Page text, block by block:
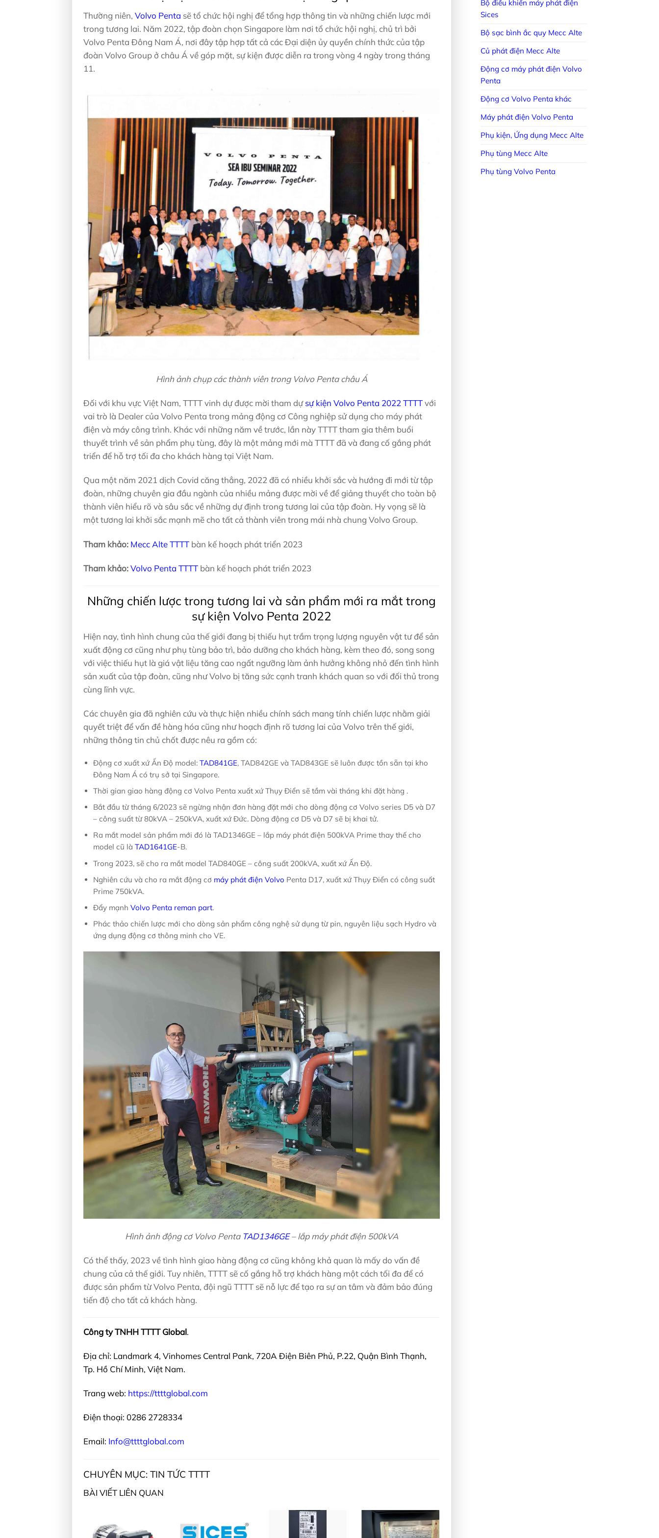
Thường niên, Volvo Penta sẽ tổ chức hội nghị để tổng hợp thông tin và những chiến lược mới
trong tương lai. Năm 2022, tập đoàn chọn Singapore làm nơi tổ chức hội nghị, chủ trì bởi
Volvo Penta Đông Nam Á, nơi đây tập hợp tất cả các Đại diện ủy quyền chính thức của tập
đoàn Volvo Group ở châu Á về góp mặt, sự kiện được diễn ra trong vòng 4 ngày trong tháng
11.
Hình ảnh chụp các thành viên trong Volvo Penta châu Á
Đối với khu vực Việt Nam, TTTT vinh dự được mời tham dựsự kiện Volvo Penta 2022 TTTTvới
vai trò là Dealer của Volvo Penta trong mảng động cơ Công nghiệp sử dụng cho máy phát
điện và máy công trình. Khác với những năm về trước, lần này TTTT tham gia thêm buổi
thuyết trình về sản phẩm phụ tùng, đây là một mảng mới mà TTTT đã và đang cố gắng phát
triển để hỗ trợ tối đa cho khách hàng tại Việt Nam.
Qua một năm 2021 dịch Covid căng thẳng, 2022 đã có nhiều khởi sắc và hướng đi mới từ tập
đoàn, những chuyên gia đầu ngành của nhiều mảng được mời về để giảng thuyết cho toàn bộ
thành viên hiểu rõ và sâu sắc về những dự định trong tương lai của tập đoàn. Hy vọng sẽ là
một tương lai khởi sắc mạnh mẽ cho tất cả thành viên trong mái nhà chung Volvo Group.
Tham khảo: Mecc Alte TTTTbàn kế hoạch phát triển 2023
Tham khảo: Volvo Penta TTTTbàn kế hoạch phát triển 2023
Những chiến lược trong tương lai và sản phẩm mới ra mắt trong
sự kiện Volvo Penta 2022
Hiện nay, tình hình chung của thế giới đang bị thiếu hụt trầm trọng lượng nguyên vật tư để sản
xuất động cơ cũng như phụ tùng bảo trì, bảo dưỡng cho khách hàng, kèm theo đó, song song
với việc thiếu hụt là giá vật liệu tăng cao ngất ngưỡng làm ảnh hưởng không nhỏ đến tình hình
sản xuất của tập đoàn, cũng như Volvo bị tăng sức cạnh tranh khách quan so với đối thủ trong
cùng lĩnh vực.
Các chuyên gia đã nghiên cứu và thực hiện nhiều chính sách mang tính chiến lược nhằm giải
quyết triệt để vấn đề hàng hóa cũng như hoạch định rõ tương lai của Volvo trên thế giới,
những thông tin chủ chốt được nêu ra gồm có:
Động cơ xuất xứ Ấn Độ model: TAD841GE, TAD842GE và TAD843GE sẽ luôn được tồn sẵn tại kho
Đông Nam Á có trụ sở tại Singapore.
Thời gian giao hàng động cơ Volvo Penta xuất xứ Thụy Điển sẽ tầm vài tháng khi đặt hàng .
Bắt đầu từ tháng 6/2023 sẽ ngừng nhận đơn hàng đặt mới cho dòng động cơ Volvo series D5 và D7
– công suất từ 80kVA – 250kVA, xuất xứ Đức. Dòng động cơ D5 và D7 sẽ bị khai tử.
Ra mắt model sản phẩm mới đó là TAD1346GE – lắp máy phát điện 500kVA Prime thay thế cho
model cũ là TAD1641GE-B.
Trong 2023, sẽ cho ra mắt model TAD840GE – công suất 200kVA, xuất xứ Ấn Độ.
Nghiên cứu và cho ra mắt động cơ máy phát điện Volvo Penta D17, xuất xứ Thụy Điển có công suất
Prime 750kVA.
Đẩy mạnh Volvo Penta reman part.
Phác thảo chiến lược mới cho dòng sản phẩm công nghệ sử dụng từ pin, nguyên liệu sạch Hydro và
ứng dụng động cơ thông minh cho VE.
Hình ảnh động cơ Volvo Penta TAD1346GE– lắp máy phát điện 500kVA
Có thể thấy, 2023 về tình hình giao hàng động cơ cũng không khả quan là mấy do vấn đề
chung của cả thế giới. Tuy nhiên, TTTT sẽ cố gắng hỗ trợ khách hàng một cách tối đa để có
được sản phẩm từ Volvo Penta, đội ngũ TTTT sẽ nỗ lực để tạo ra sự an tâm và đảm bảo đúng
tiến độ cho tất cả khách hàng.
Công ty TNHH TTTT Global.
Địa chỉ: Landmark 4, Vinhomes Central Pank, 720A Điện Biên Phủ, P.22, Quận Bình Thạnh,
Tp. Hồ Chí Minh, Việt Nam.
Trang web: https://ttttglobal.com
Điện thoại: 0286 2728334
Email: Info@ttttglobal.com
CHUYÊN MỤC: TIN TỨC TTTT
BÀI VIẾT LIÊN QUAN
Bộ điều khiển máy phát điện
Sices
Bộ sạc bình ắc quy Mecc Alte
Củ phát điện Mecc Alte
Động cơ máy phát điện Volvo
Penta
Động cơ Volvo Penta khác
Máy phát điện Volvo Penta
Phụ kiện, Ứng dụng Mecc Alte
Phụ tùng Mecc Alte
Phụ tùng Volvo Penta